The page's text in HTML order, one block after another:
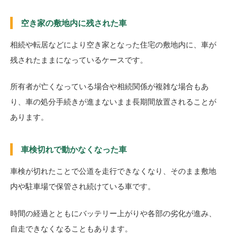
空き家の敷地内に残された車
相続や転居などにより空き家となった住宅の敷地内に、車が
残されたままになっているケースです。
所有者が亡くなっている場合や相続関係が複雑な場合もあ
り、車の処分手続きが進まないまま長期間放置されることが
あります。
車検切れで動かなくなった車
車検が切れたことで公道を走行できなくなり、そのまま敷地
内や駐車場で保管され続けている車です。
時間の経過とともにバッテリー上がりや各部の劣化が進み、
自走できなくなることもあります。